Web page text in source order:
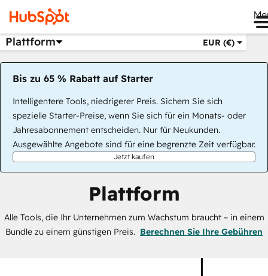
Plattform EUR (€)
Bis zu 65 % Rabatt auf Starter
Intelligentere Tools, niedrigerer Preis. Sichern Sie sich
spezielle Starter-Preise, wenn Sie sich für ein Monats- oder
Jahresabonnement entscheiden. Nur für Neukunden.
Ausgewählte Angebote sind für eine begrenzte Zeit verfügbar.
Jetzt kaufen
Plattform
Alle Tools, die Ihr Unternehmen zum Wachstum braucht – in einem
Bundle zu einem günstigen Preis. Berechnen Sie Ihre Gebühren